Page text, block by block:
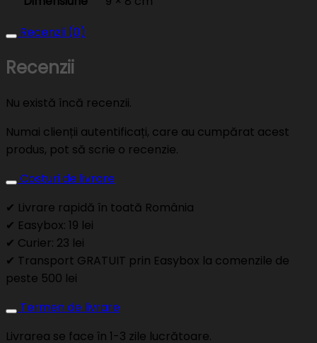
Recenzii (0)
Recenzii
Nu există încă recenzii.
Numai clienții autentificați, care au cumpărat acest
produs, pot să scrie o recenzie.
Costuri de livrare
✔ Livrare rapidă în toată România
✔ Easybox: 19 lei
✔ Curier: 23 lei
✔ Transport GRATUIT prin Easybox la comenzile de
peste 500 lei
Termen de livrare
Livrarea se face în 1-3 zile lucrătoare.